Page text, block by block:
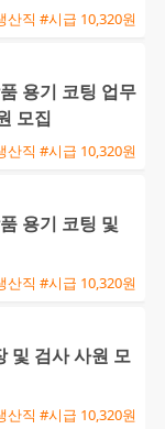
직 #시급 10,320원
용기 코팅 업무
모집
직 #시급 10,320원
용기 코팅 및
산직 #시급 10,320원
및 검사 사원 모
직 #시급 10,320원